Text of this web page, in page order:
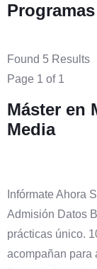
Programas
Found 5 Results
Page 1 of 1
Máster en
Media
Infórmate Ahora
Admisión Datos
prácticas único.
acompañan para